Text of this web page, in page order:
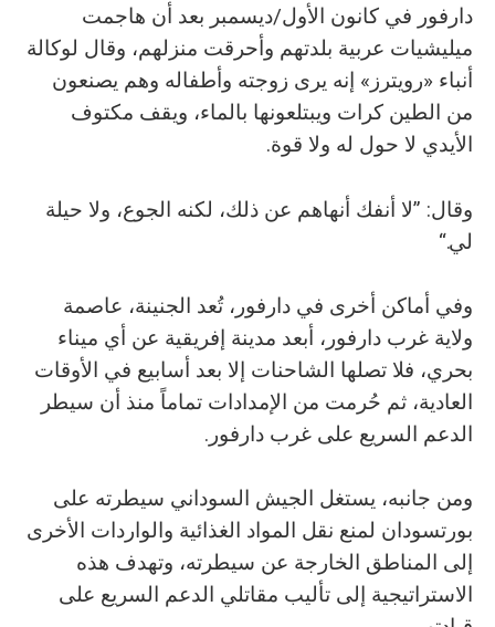
دارفور في كانون الأول/ديسمبر بعد أن هاجمت
ميليشيات عربية بلدتهم وأحرقت منزلهم، وقال لوكالة
أنباء «رويترز» إنه يرى زوجته وأطفاله وهم يصنعون
من الطين كرات ويبتلعونها بالماء، ويقف مكتوف
الأيدي لا حول له ولا قوة.
وقال: ”لا أنفك أنهاهم عن ذلك، لكنه الجوع، ولا حيلة
لي.“
وفي أماكن أخرى في دارفور، تُعد الجنينة، عاصمة
ولاية غرب دارفور، أبعد مدينة إفريقية عن أي ميناء
بحري، فلا تصلها الشاحنات إلا بعد أسابيع في الأوقات
العادية، ثم حُرمت من الإمدادات تماماً منذ أن سيطر
الدعم السريع على غرب دارفور.
ومن جانبه، يستغل الجيش السوداني سيطرته على
بورتسودان لمنع نقل المواد الغذائية والواردات الأخرى
إلى المناطق الخارجة عن سيطرته، وتهدف هذه
الاستراتيجية إلى تأليب مقاتلي الدعم السريع على